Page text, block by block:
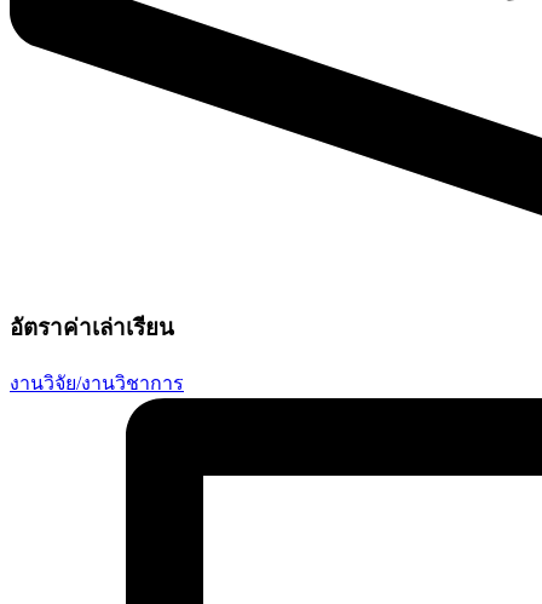
อัตราค่าเล่าเรียน
งานวิจัย/งานวิชาการ